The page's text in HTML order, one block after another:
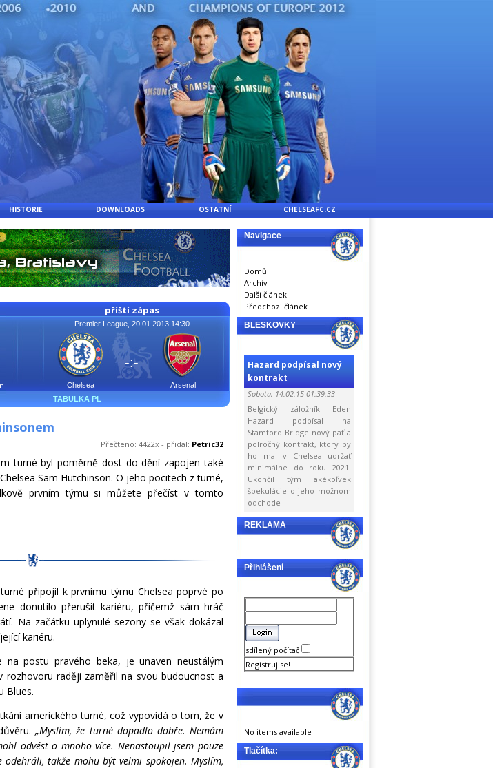
HISTORIE DOWNLOADS OSTATNÍ CHELSEAFC.CZ
příští zápas
Premier League, 20.01.2013,14:30
Chelsea Arsenal
-:-
TABULKA PL
Přečteno: 4422x - přidal: Petric32
turné byl poměrně dost do dění zapojen také
Sam Hutchinson. O jeho pocitech z turné,
prvním týmu si můžete přečíst v tomto
připojil k prvnímu týmu Chelsea poprvé po
donutilo přerušit kariéru, přičemž sám hráč
Na začátku uplynulé sezony se však dokázal
kariéru.
na postu pravého beka, je unaven neustálým
rozhovoru raději zaměřil na svou budoucnost a
Blues.
amerického turné, což vypovídá o tom, že v
„Myslím, že turné dopadlo dobře. Nemám
odvést o mnoho více. Nenastoupil jsem pouze
takže mohu být velmi spokojen. Myslím,
Navigace
Domů
Archív
Další článek
Předchozí článek
BLESKOVKY
Hazard podpísal nový
kontrakt
Sobota, 14.02.15 01:39:33
Belgický záložník Eden
Hazard podpísal na
Stamford Bridge nový päť a
polročný kontrakt, ktorý by
ho mal v Chelsea udržať
minimálne do roku 2021.
Ukončil tým akékoľvek
špekulácie o jeho možnom
odchode
REKLAMA
Přihlášení
sdílený počítač
Registruj se!
No items available
Tlačítka: